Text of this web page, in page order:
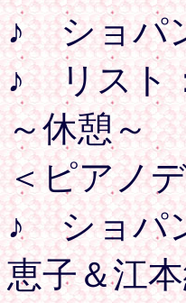
♪ ショパ
♪ リスト
～休憩～
＜ピアノ
♪ シ
恵子＆江